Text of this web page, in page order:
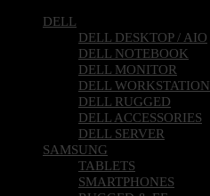
DELL
DELL DESKTOP / AIO
DELL NOTEBOOK
DELL MONITOR
DELL WORKSTATION
DELL RUGGED
DELL ACCESSORIES
DELL SERVER
SAMSUNG
TABLETS
SMARTPHONES